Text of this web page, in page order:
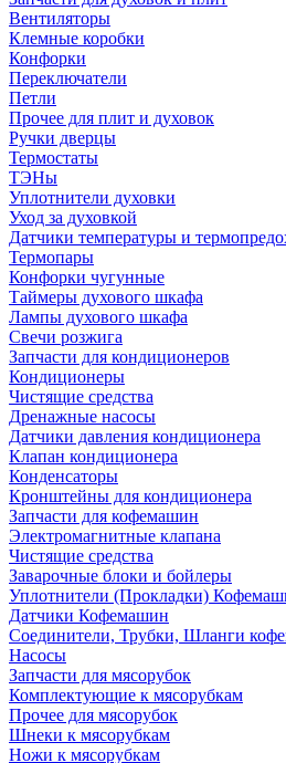
Вентиляторы
Клемные коробки
Конфорки
Переключатели
Петли
Прочее для плит и духовок
Ручки дверцы
Термостаты
ТЭНы
Уплотнители духовки
Уход за духовкой
Датчики температуры и
Термопары
Конфорки чугунные
Таймеры духового шкафа
Лампы духового шкафа
Свечи розжига
Запчасти для кондиционеров
Кондиционеры
Чистящие средства
Дренажные насосы
Датчики давления кондиционера
Клапан кондиционера
Конденсаторы
Кронштейны для кондиционера
Запчасти для кофемашин
Электромагнитные клапана
Чистящие средства
Заварочные блоки и бойлеры
Уплотнители (Прокладки)
Датчики Кофемашин
Соединители, Трубки, Шланги
Насосы
Запчасти для мясорубок
Комплектующие к мясорубкам
Прочее для мясорубок
Шнеки к мясорубкам
Ножи к мясорубкам